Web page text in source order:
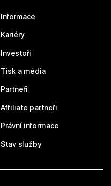
Informace
Kariéry
Investoři
Tisk a média
Partneři
Affiliate partneři
Právní informace
Stav služby